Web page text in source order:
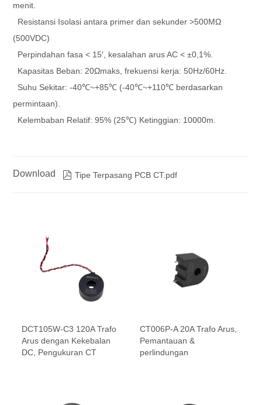
menit.
Resistansi Isolasi antara primer dan sekunder >500MΩ
(500VDC)
Perpindahan fasa < 15′, kesalahan arus AC < ±0,1%.
Kapasitas Beban: 20Ωmaks, frekuensi kerja: 50Hz/60Hz.
Suhu Sekitar: -40℃~+85℃ (-40℃~+110℃ berdasarkan
permintaan).
Kelembaban Relatif: 95% (25℃) Ketinggian: 10000m.
Download  Tipe Terpasang PCB CT.pdf
DCT105W-C3 120A Trafo
Arus dengan Kekebalan
DC, Pengukuran CT
CT006P-A 20A Trafo Arus,
Pemantauan &
perlindungan